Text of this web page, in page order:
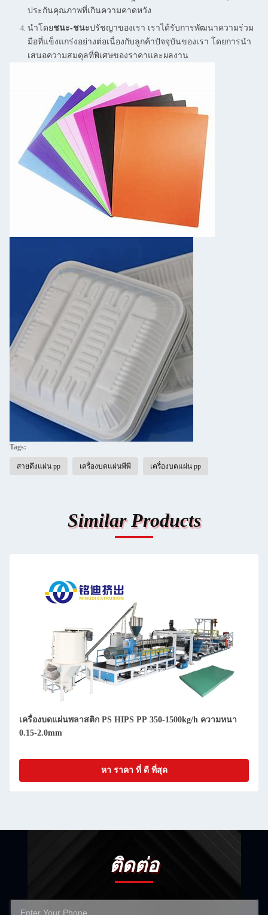
ประกันคุณภาพที่เกินความคาดหวัง
นําโดยชนะ-ชนะปรัชญาของเรา เราได้รับการพัฒนาความร่วม
มือที่แข็งแกร่งอย่างต่อเนื่องกับลูกค้าปัจจุบันของเรา โดยการนํา
เสนอความสมดุลที่พิเศษของราคาและผลงาน
Tags:
สายดึงแผ่น pp เครื่องบดแผ่นพีพี เครื่องบดแผ่น pp
Similar Products
เครื่องบดแผ่นพลาสติก PS HIPS PP 350-1500kg/h ความหนา
0.15-2.0mm
หา ราคา ที่ ดี ที่สุด
ติดต่อ